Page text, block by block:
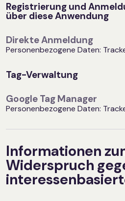
Registrierung und
über diese Anwendung
Direkte Anmeldung
Personenbezogene Daten:
Tag-Verwaltung
Google Tag Manager
Personenbezogene Daten:
Informationen
Widerspruch